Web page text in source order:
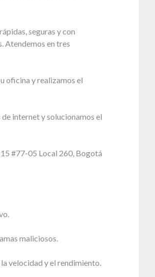
seguras y con
Atendemos en tres
oficina y realizamos el
internet y solucionamos el
#77-05 Local 260, Bogotá
maliciosos.
velocidad y el rendimiento.